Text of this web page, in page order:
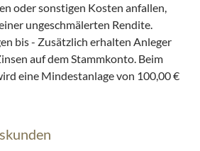
oder sonstigen Kosten anfallen,
ungeschmälerten Rendite.
bis - Zusätzlich erhalten Anleger
auf dem Stammkonto. Beim
eine Mindestanlage von 100,00 €